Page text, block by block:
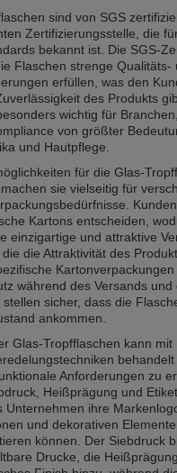
sind von SGS
Zertifizierungsstelle, die
bekannt ist. Die SGS-
Flaschen strenge Qualitäts-
erfüllen, was den
des Produkts
wichtig für
von größter
und Hautpflege.
für die Glas-
sie vielseitig für
Kartons entscheiden,
einzigartige und attraktive
die Attraktivität des
während des Versands und
sicher, dass die
ankommen.
Glas-Tropfflaschen kann mit
Anforderungen zu
Heißprägung und
Unternehmen ihre
und dekorativen
können. Der Siebdruck
Drucke, die